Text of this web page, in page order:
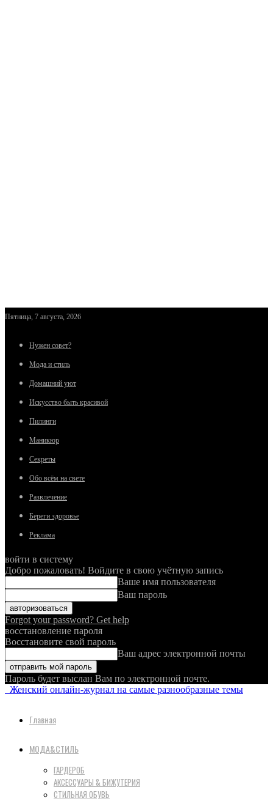
Пятница, 7 августа, 2026
Нужен совет?
Мода и стиль
Домашний уют
Искусство быть красивой
Пилинги
Маникюр
Секреты
Обо всём на свете
Развлечение
Береги здоровье
Реклама
войти в систему
Добро пожаловать! Войдите в свою учётную запись
Ваше имя пользователя
Ваш пароль
Forgot your password? Get help
восстановление пароля
Восстановите свой пароль
Ваш адрес электронной почты
Пароль будет выслан Вам по электронной почте.
Женский онлайн-журнал на самые разнообразные темы
Главная
МОДА&СТИЛЬ
ГАРДЕРОБ
АКСЕССУАРЫ & БИЖУТЕРИЯ
СТИЛЬНАЯ ОБУВЬ